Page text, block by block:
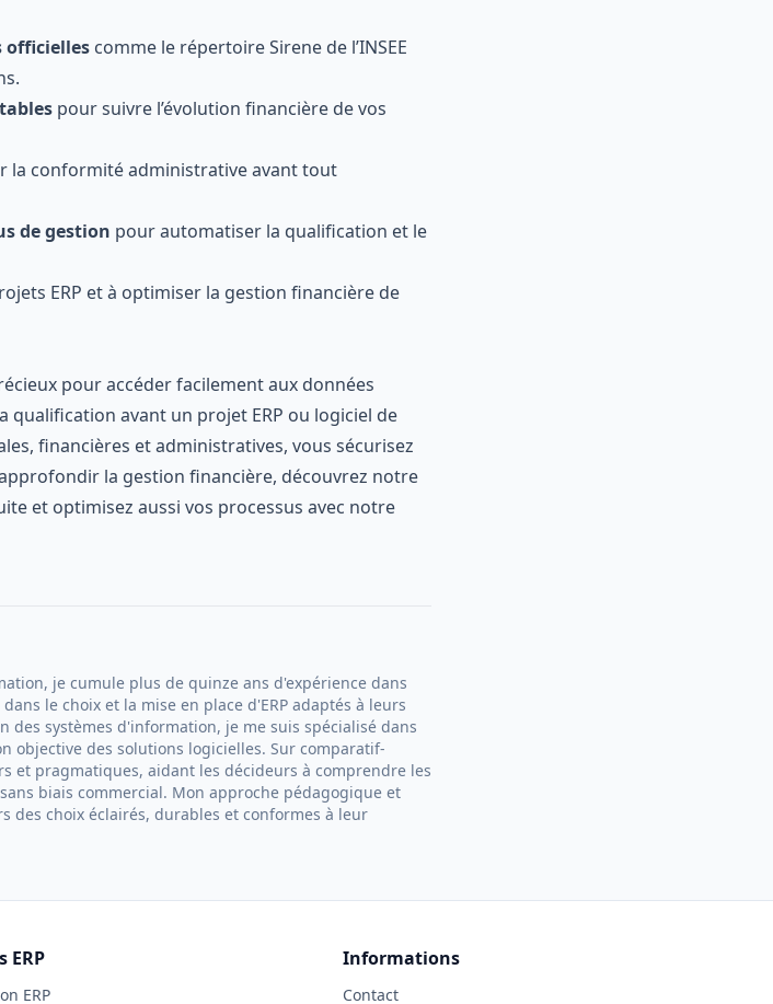
officielles comme le répertoire Sirene de l’INSEE
pour suivre l’évolution financière de vos
la conformité administrative avant tout
de gestion pour automatiser la qualification et le
ERP et à optimiser la gestion financière de
pour accéder facilement aux données
qualification avant un projet ERP ou logiciel de
financières et administratives, vous sécurisez
la gestion financière, découvrez notre
et optimisez aussi vos processus avec notre
je cumule plus de quinze ans d'expérience dans
le choix et la mise en place d'ERP adaptés à leurs
des systèmes d'information, je me suis spécialisé dans
objective des solutions logicielles. Sur comparatif-
et pragmatiques, aidant les décideurs à comprendre les
biais commercial. Mon approche pédagogique et
des choix éclairés, durables et conformes à leur
ERP
ERP
Informations
Contact